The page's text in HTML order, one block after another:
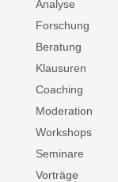
Analyse
Forschung
Beratung
Klausuren
Coaching
Moderation
Workshops
Seminare
Vorträge